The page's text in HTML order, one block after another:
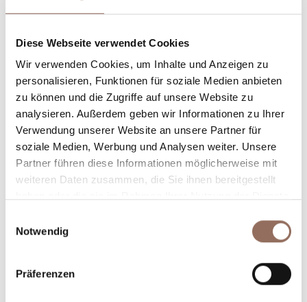
Diese Webseite verwendet Cookies
Wir verwenden Cookies, um Inhalte und Anzeigen zu
personalisieren, Funktionen für soziale Medien anbieten
zu können und die Zugriffe auf unsere Website zu
analysieren. Außerdem geben wir Informationen zu Ihrer
Verwendung unserer Website an unsere Partner für
soziale Medien, Werbung und Analysen weiter. Unsere
Partner führen diese Informationen möglicherweise mit
weiteren Daten zusammen, die Sie ihnen bereitgestellt
Notwendig
Präferenzen
Rooms number:3
Anzahl Badezimmer:3
Beds number:6
Winkel des Langhe Monferrato Roero unternehmen